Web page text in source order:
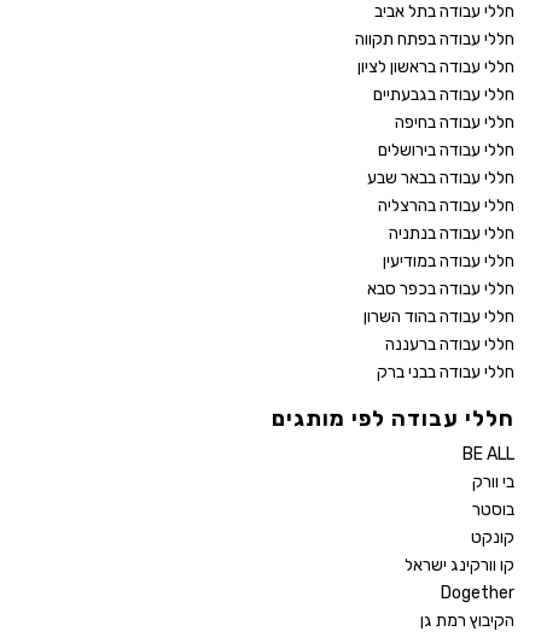
חללי עבודה בתל אביב
חללי עבודה בפתח תקווה
חללי עבודה בראשון לציון
חללי עבודה בגבעתיים
חללי עבודה בחיפה
חללי עבודה בירושלים
חללי עבודה בבאר שבע
חללי עבודה בהרצליה
חללי עבודה בנתניה
חללי עבודה במודיעין
חללי עבודה בכפר סבא
חללי עבודה בהוד השרון
חללי עבודה ברעננה
חללי עבודה בבני ברק
חללי עבודה לפי מותגים
BE ALL
בי וורק
בוסטר
קונקט
קו וורקינג ישראל
Dogether
הקיבוץ רמת גן